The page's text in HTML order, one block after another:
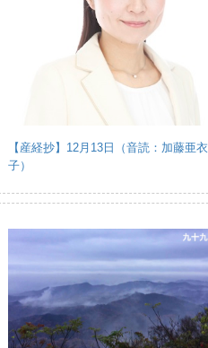
【産経抄】12月13日（音読：加藤亜衣
子）